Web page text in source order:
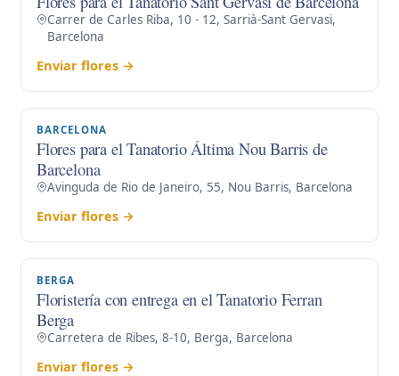
Carrer de Carles Riba, 10 - 12, Sarrià-Sant Gervasi,
Barcelona
Enviar flores →
BARCELONA
Flores para el Tanatorio Áltima Nou Barris de
Barcelona
Avinguda de Rio de Janeiro, 55, Nou Barris, Barcelona
Enviar flores →
BERGA
Floristería con entrega en el Tanatorio Ferran
Berga
Carretera de Ribes, 8-10, Berga, Barcelona
Enviar flores →